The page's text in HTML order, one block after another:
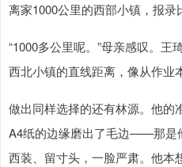
离家1000公里的西部小镇，报录
“1000多公里呢。”母亲感叹。王
西北小镇的直线距离，像从作业
做出同样选择的还有林源。他的
A4纸的边缘磨出了毛边——那是
西装、留寸头，一脸严肃。他本